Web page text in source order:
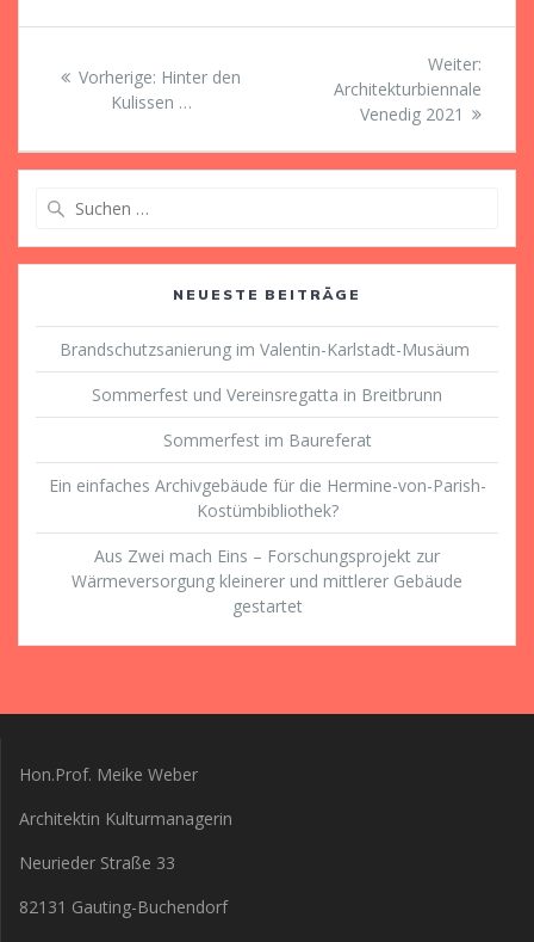
Vorherige: Vorheriger
Beitrag:
Hinter den
Kulissen …
Weiter:
Architekturbiennale
Venedig 2021
NEUESTE BEITRÄGE
Brandschutzsanierung im Valentin-Karlstadt-Musäum
Sommerfest und Vereinsregatta in Breitbrunn
Sommerfest im Baureferat
Ein einfaches Archivgebäude für die Hermine-von-Parish-
Kostümbibliothek?
Aus Zwei mach Eins – Forschungsprojekt zur
Wärmeversorgung kleinerer und mittlerer Gebäude
gestartet
Hon.Prof. Meike Weber
Architektin Kulturmanagerin
Neurieder Straße 33
82131 Gauting-Buchendorf